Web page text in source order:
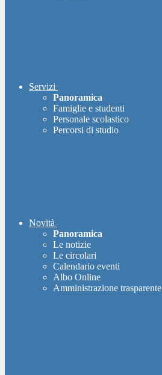
Servizi
Panoramica
Famiglie e studenti
Personale scolastico
Percorsi di studio
Novità
Panoramica
Le notizie
Le circolari
Calendario eventi
Albo Online
Amministrazione trasparente